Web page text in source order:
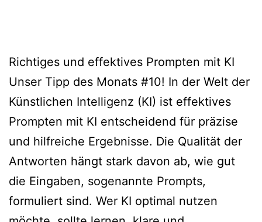
Richtiges und effektives Prompten mit KI
Unser Tipp des Monats #10! In der Welt der
Künstlichen Intelligenz (KI) ist effektives
Prompten mit KI entscheidend für präzise
und hilfreiche Ergebnisse. Die Qualität der
Antworten hängt stark davon ab, wie gut
die Eingaben, sogenannte Prompts,
formuliert sind. Wer KI optimal nutzen